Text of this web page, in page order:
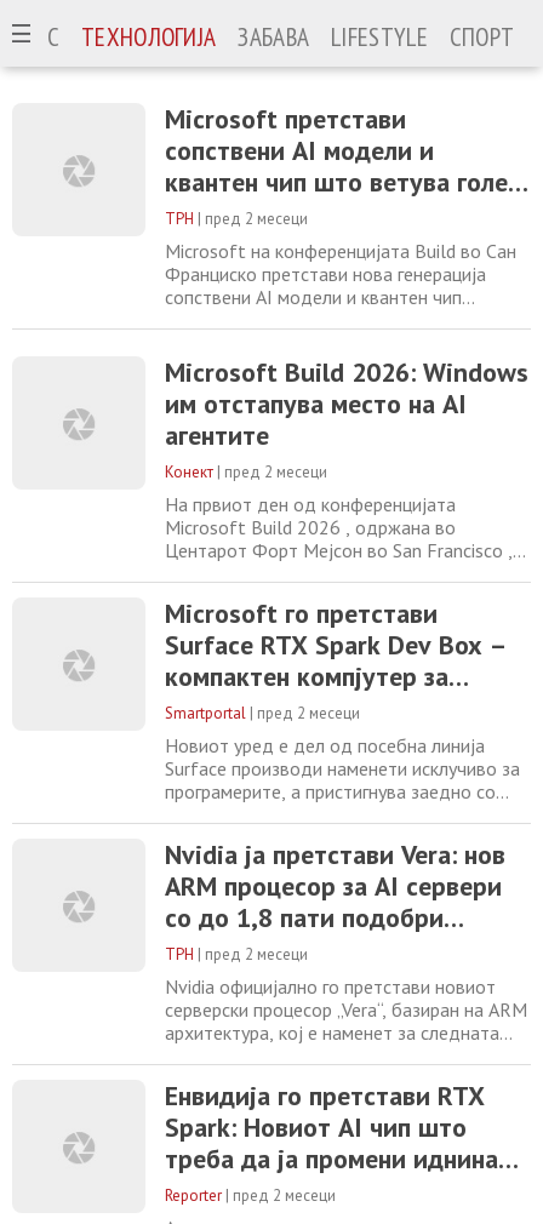
ТЕХНОЛОГИЈА ЗАБАВА LIFESTYLE СПОРТ
Microsoft претстави
сопствени AI модели и
квантен чип што ветува голем
скок
ТРН | пред 2 месеци
Microsoft на конференцијата Build во Сан
Франциско претстави нова генерација
сопствени AI модели и квантен чип
независност во трката за вештачка
интелигенција и квантно компјутерство. Во
фокусот е MAI-Thinking-1, првиот модел
на Microsoft за напредно резонирање,
Microsoft Build 2026: Windows
им отстапува место на AI
агентите
Конект | пред 2 месеци
На првиот ден од конференцијата
Microsoft Build 2026 , одржана во
Центарот Форт Мејсон во San Francisco ,
автономни AI агенти – од нова Surface
опрема и постојано вклучен деловен агент
до сопствени јазични модели. Воведното
излагање на извршниот директор Сатја
Надела траеше околу
Microsoft го претстави
Surface RTX Spark Dev Box –
компактен компјутер за
програмерите со Nvidia RTX
Spark чип
Smartportal | пред 2 месеци
Новиот уред е дел од посебна линија
Surface производи наменети исклучиво за
програмерите, а пристигнува заедно со
Nvidia ја претстави Vera: нов
ARM процесор за AI сервери
со до 1,8 пати подобри
перформанси
ТРН | пред 2 месеци
Nvidia официјално го претстави новиот
серверски процесор „Vera“, базиран на ARM
архитектура, кој е наменет за следната
пошироката платформа „Vera Rubin“, каде
што Vera ја претставува CPU
компонентата, додека GPU делот го носи
името Rubin. Според компанијата Nvidia,
новиот чип
Енвидија го претстави RTX
Spark: Новиот AI чип што
треба да ја промени иднината
на персоналните компјутери
Reporter | пред 2 месеци